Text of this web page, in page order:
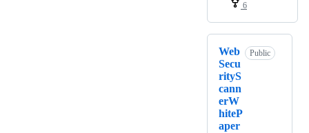
6
Web
Secu
rityS
cann
erW
hiteP
aper
Public